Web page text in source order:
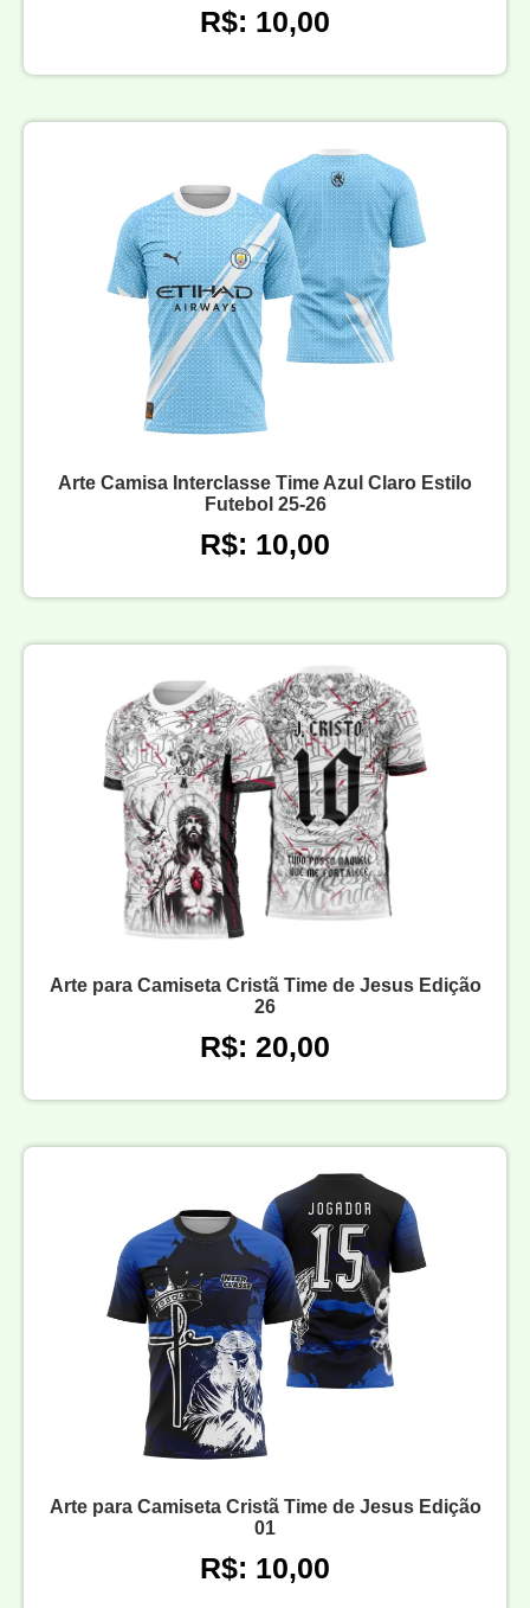
R$: 10,00
Arte Camisa Interclasse Time Azul Claro Estilo
Futebol 25-26
R$: 10,00
Arte para Camiseta Cristã Time de Jesus Edição
26
R$: 20,00
Arte para Camiseta Cristã Time de Jesus Edição
01
R$: 10,00